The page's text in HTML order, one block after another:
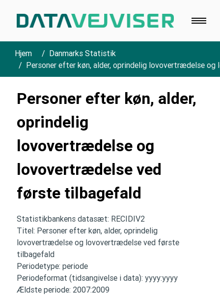
Hjem
Danmarks Statistik
Personer efter køn, alder, oprindelig lovovertrædelse
Personer efter køn, alder,
oprindelig
lovovertrædelse og
lovovertrædelse ved
første tilbagefald
Statistikbankens datasæt: RECIDIV2
Titel: Personer efter køn, alder, oprindelig
lovovertrædelse og lovovertrædelse ved første
tilbagefald
Periodetype: periode
Periodeformat (tidsangivelse i data): yyyy:yyyy
Ældste periode: 2007:2009